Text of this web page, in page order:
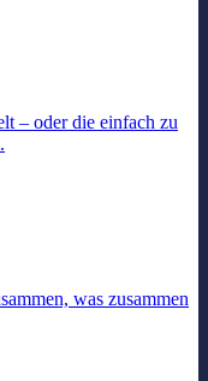
– oder die einfach zu
was zusammen